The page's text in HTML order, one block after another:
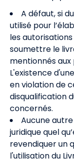
A défaut, si
utilisé pour
les
soumettre le
mentionnés
L'existence
en violation de
disqualification
concernés.
Aucune
juridique quel
revendiquer un
l'utilisation du